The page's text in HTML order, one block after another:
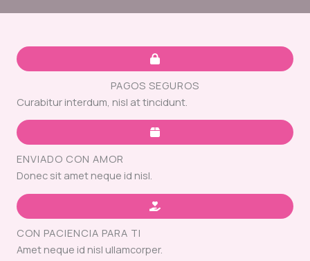
PAGOS SEGUROS
Curabitur interdum, nisl at tincidunt.
ENVIADO CON AMOR
Donec sit amet neque id nisl.
CON PACIENCIA PARA TI
Amet neque id nisl ullamcorper.